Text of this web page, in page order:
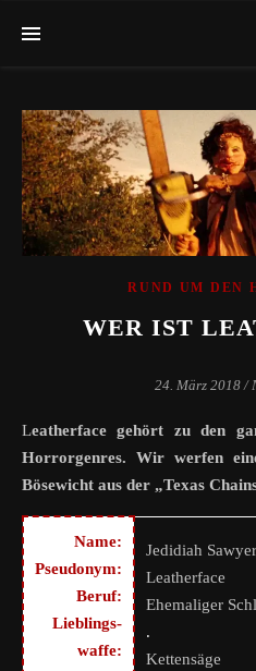
RUND UM DEN
WER IST
24. März 2018 /
Leatherface gehört zu den ganz großen Antagonisten des
Horrorgenres. Wir werfen
Bösewicht aus der „Texas
Name:
Pseudonym:
Beruf:
Lieblings-
waffe:
Jedidiah Sawyer
Leatherface
Ehemaliger
.
Kettensäge